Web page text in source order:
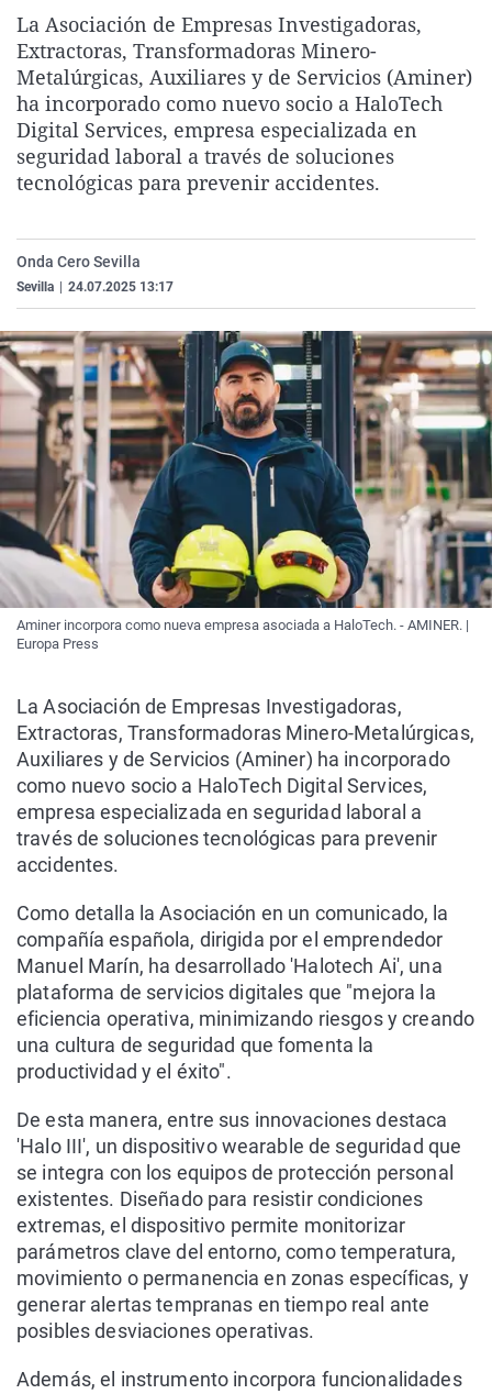
La rosa de los vientos
Gente viajera
Como el perro y el
Caso
Retornados
Equipo de
Operación Viuda
Extremadura
Galicia
La Rioja
Navarra
País Vasco
Virales
Televisión
Elecciones
La Asociación de Empresas Investigadoras,
Extractoras, Transformadoras Minero-
Metalúrgicas, Auxiliares y de Servicios (Aminer)
ha incorporado como nuevo socio a HaloTech
Digital Services, empresa especializada en
seguridad laboral a través de soluciones
tecnológicas para prevenir accidentes.
Onda Cero Sevilla
Sevilla 24.07.2025 13:17
Aminer incorpora como nueva empresa asociada a HaloTech. - AMINER. |
Europa Press
La Asociación de Empresas Investigadoras,
Extractoras, Transformadoras Minero-Metalúrgicas,
Auxiliares y de Servicios (Aminer) ha incorporado
como nuevo socio a HaloTech Digital Services,
empresa especializada en seguridad laboral a
través de soluciones tecnológicas para prevenir
accidentes.
Como detalla la Asociación en un comunicado, la
compañía española, dirigida por el emprendedor
Manuel Marín, ha desarrollado 'Halotech Ai', una
plataforma de servicios digitales que "mejora la
eficiencia operativa, minimizando riesgos y creando
una cultura de seguridad que fomenta la
productividad y el éxito".
De esta manera, entre sus innovaciones destaca
'Halo III', un dispositivo wearable de seguridad que
se integra con los equipos de protección personal
existentes. Diseñado para resistir condiciones
extremas, el dispositivo permite monitorizar
parámetros clave del entorno, como temperatura,
movimiento o permanencia en zonas específicas, y
generar alertas tempranas en tiempo real ante
posibles desviaciones operativas.
Además, el instrumento incorpora funcionalidades